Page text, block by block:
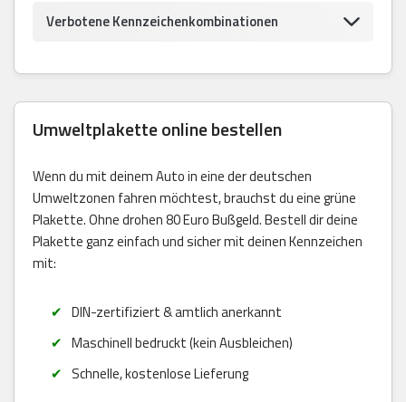
Verbotene Kennzeichenkombinationen
Umweltplakette online bestellen
Wenn du mit deinem Auto in eine der deutschen
Umweltzonen fahren möchtest, brauchst du eine grüne
Plakette. Ohne drohen 80 Euro Bußgeld. Bestell dir deine
Plakette ganz einfach und sicher mit deinen Kennzeichen
mit:
DIN-zertifiziert & amtlich anerkannt
Maschinell bedruckt (kein Ausbleichen)
Schnelle, kostenlose Lieferung